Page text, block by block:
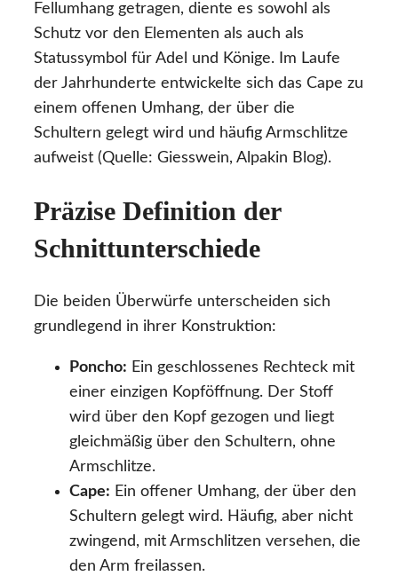
Fellumhang getragen, diente es sowohl als
Schutz vor den Elementen als auch als
Statussymbol für Adel und Könige. Im Laufe
der Jahrhunderte entwickelte sich das Cape zu
einem offenen Umhang, der über die
Schultern gelegt wird und häufig Armschlitze
aufweist (Quelle: Giesswein, Alpakin Blog).
Präzise Definition der
Schnittunterschiede
Die beiden Überwürfe unterscheiden sich
grundlegend in ihrer Konstruktion:
Poncho: Ein geschlossenes Rechteck mit
einer einzigen Kopföffnung. Der Stoff
wird über den Kopf gezogen und liegt
gleichmäßig über den Schultern, ohne
Armschlitze.
Cape: Ein offener Umhang, der über den
Schultern gelegt wird. Häufig, aber nicht
zwingend, mit Armschlitzen versehen, die
den Arm freilassen.